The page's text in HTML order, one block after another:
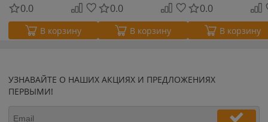
0.0
В корзину
0.0
В корзину
0.0
В корзину
УЗНАВАЙТЕ О НАШИХ АКЦИЯХ И ПРЕДЛОЖЕНИЯХ
ПЕРВЫМИ!